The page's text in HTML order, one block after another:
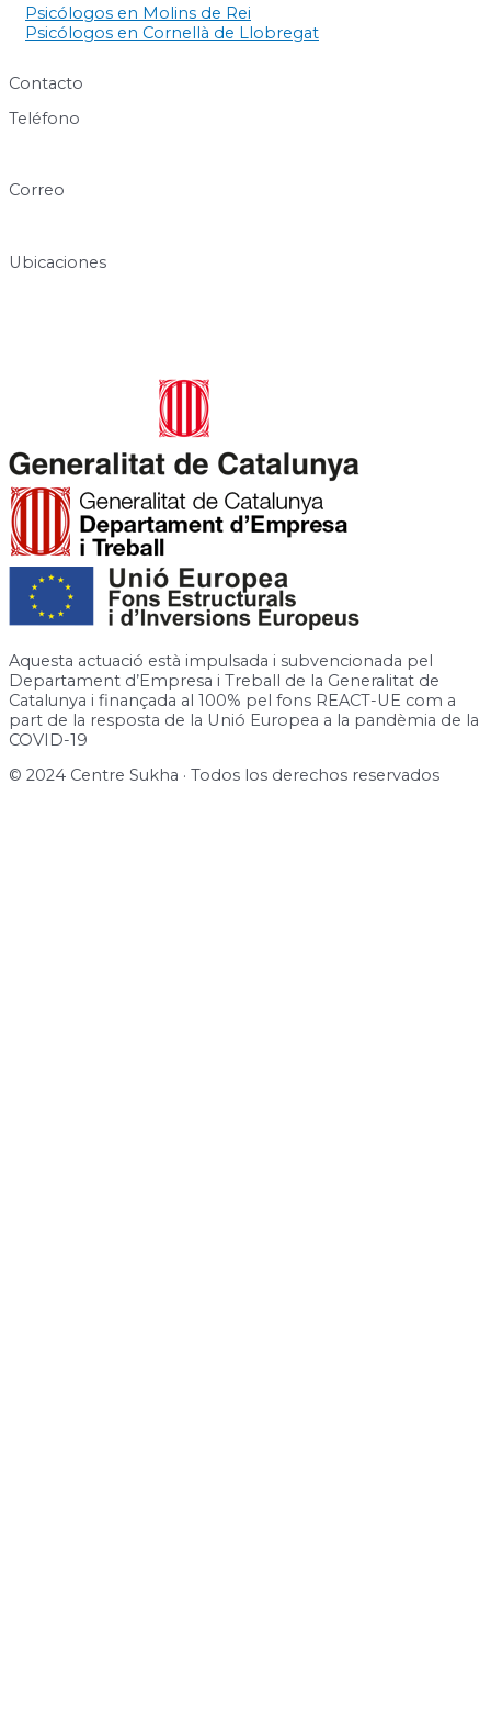
Psicólogos en Molins de Rei
Psicólogos en Cornellà de Llobregat
Contacto
Teléfono
Correo
Ubicaciones
Aquesta actuació està impulsada i subvencionada pel
Departament d’Empresa i Treball de la Generalitat de
Catalunya i finançada al 100% pel fons REACT-UE com a
part de la resposta de la Unió Europea a la pandèmia de la
COVID-19
© 2024 Centre Sukha · Todos los derechos reservados